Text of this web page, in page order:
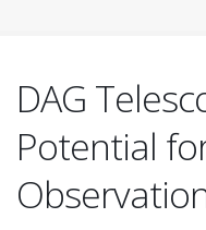
DAG
Potential